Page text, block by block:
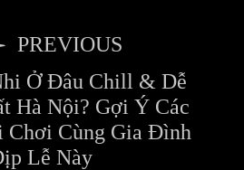
PREVIOUS
Ở Đâu Chill & Dễ
Hà Nội? Gợi Ý Các
Cùng Gia Đình
Lễ Này